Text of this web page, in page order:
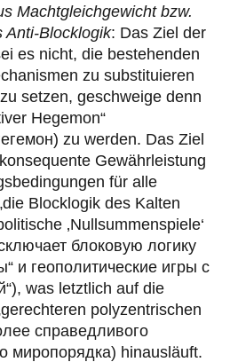
Machtgleichgewicht bzw.
Anti-Blocklogik: Das Ziel der
es nicht, die bestehenden
zu substituieren
setzen, geschweige denn
Hegemon“
zu werden. Das Ziel
Gewährleistung
für alle
Blocklogik des Kalten
‚Nullsummenspiele‘
блоковую логику
и геополитические игры с
was letztlich auf die
polyzentrischen
справедливого
миропорядкa) hinausläuft.